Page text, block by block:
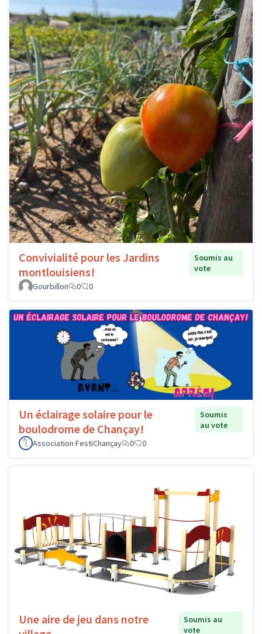
Convivialité pour les Jardins
montlouisiens!
Soumis au
vote
Gourbillon
0 0
Un éclairage solaire pour le
boulodrome de Chançay!
Soumis
au vote
Association FestiChançay
0 0
Une aire de jeu dans notre
Soumis au
vote